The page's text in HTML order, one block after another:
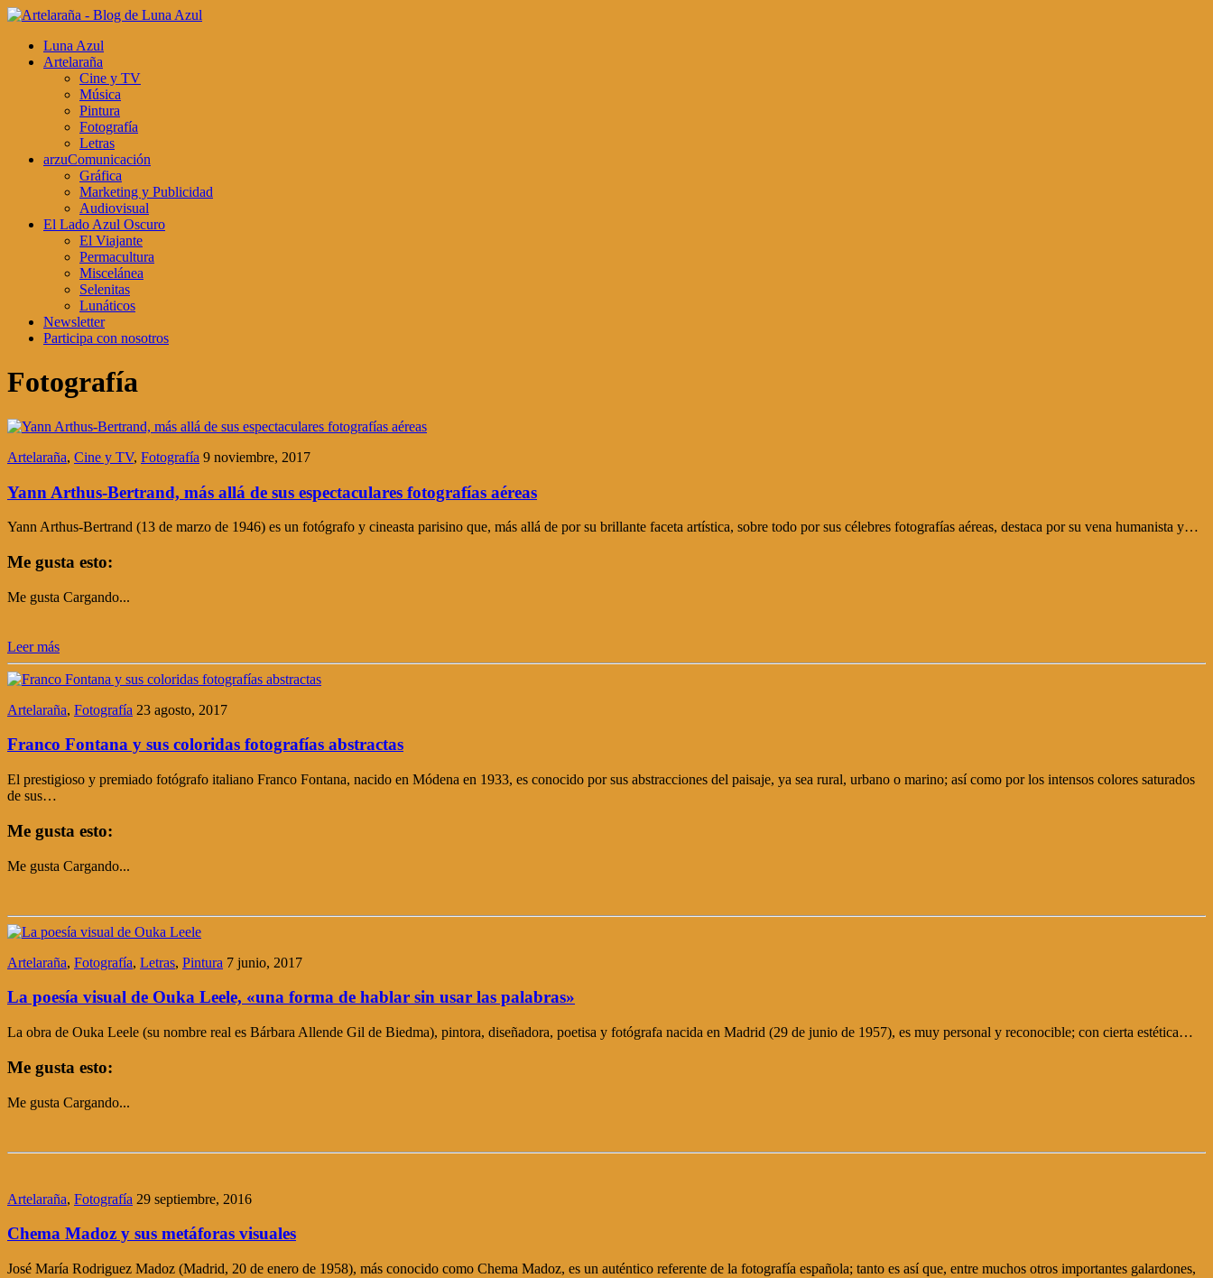
Luna Azul
Artelaraña
Cine y TV
Música
Pintura
Fotografía
Letras
arzuComunicación
Gráfica
Marketing y Publicidad
Audiovisual
El Lado Azul Oscuro
El Viajante
Permacultura
Miscelánea
Selenitas
Lunáticos
Newsletter
Participa con nosotros
Fotografía
Artelaraña, Cine y TV, Fotografía 9 noviembre, 2017
Yann Arthus-Bertrand, más allá de sus espectaculares fotografías aéreas
Yann Arthus-Bertrand (13 de marzo de 1946) es un fotógrafo y cineasta parisino que, más allá de por su brillante faceta artística, sobre todo por sus célebres fotografías aéreas, destaca por su vena humanista y…
Me gusta esto:
Me gusta Cargando...
Leer más
Artelaraña, Fotografía 23 agosto, 2017
Franco Fontana y sus coloridas fotografías abstractas
El prestigioso y premiado fotógrafo italiano Franco Fontana, nacido en Módena en 1933, es conocido por sus abstracciones del paisaje, ya sea rural, urbano o marino; así como por los intensos colores saturados
de sus…
Me gusta esto:
Me gusta Cargando...
Artelaraña, Fotografía, Letras, Pintura 7 junio, 2017
La poesía visual de Ouka Leele, «una forma de hablar sin usar las palabras»
La obra de Ouka Leele (su nombre real es Bárbara Allende Gil de Biedma), pintora, diseñadora, poetisa y fotógrafa nacida en Madrid (29 de junio de 1957), es muy personal y reconocible; con cierta estética…
Me gusta esto:
Me gusta Cargando...
Artelaraña, Fotografía 29 septiembre, 2016
Chema Madoz y sus metáforas visuales
José María Rodriguez Madoz (Madrid, 20 de enero de 1958), más conocido como Chema Madoz, es un auténtico referente de la fotografía española; tanto es así que, entre muchos otros importantes galardones,